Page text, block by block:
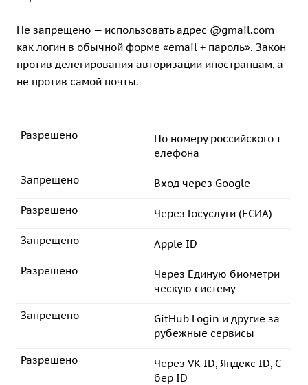
Не запрещено — использовать адрес @gmail.com
как логин в обычной форме «email + пароль». Закон
против делегирования авторизации иностранцам, а
не против самой почты.
По номеру российского т
елефона
Разрешено
Вход через Google
Запрещено
Через Госуслуги (ЕСИА)
Разрешено
Apple ID
Запрещено
Через Единую биометри
ческую систему
Разрешено
GitHub Login и другие за
рубежные сервисы
Запрещено
Через VK ID, Яндекс ID, С
бер ID
Разрешено